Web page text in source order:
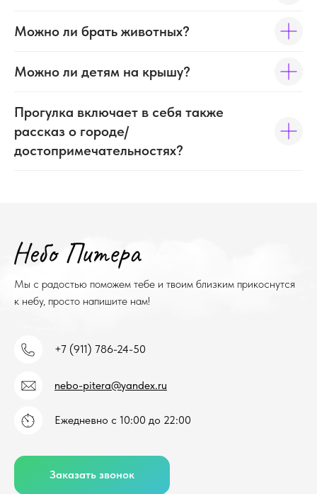
Можно ли брать животных?
Можно ли детям на крышу?
Прогулка включает в себя также
рассказ о городе/
достопримечательностях?
Мы с радостью поможем тебе и твоим близким прикоснутся
к небу, просто напишите нам!
Контакты
+7 (911) 786-24-50
nebo-pitera@yandex.ru
Ежедневно с 10:00 до 22:00
Заказать звонок